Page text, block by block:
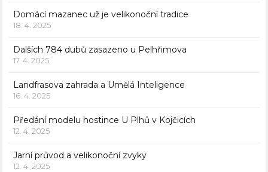
Domácí mazanec už je velikonoční tradice
18. 4. 2025
Dalších 784 dubů zasazeno u Pelhřimova
17. 4. 2025
Landfrasova zahrada a Umělá Inteligence
16. 4. 2025
Předání modelu hostince U Plhů v Kojčicích
12. 4. 2025
Jarní průvod a velikonoční zvyky
12. 4. 2025